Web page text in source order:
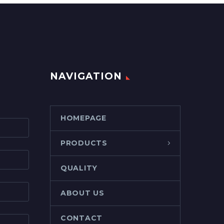
NAVIGATION
HOMEPAGE
PRODUCTS
QUALITY
ABOUT US
CONTACT